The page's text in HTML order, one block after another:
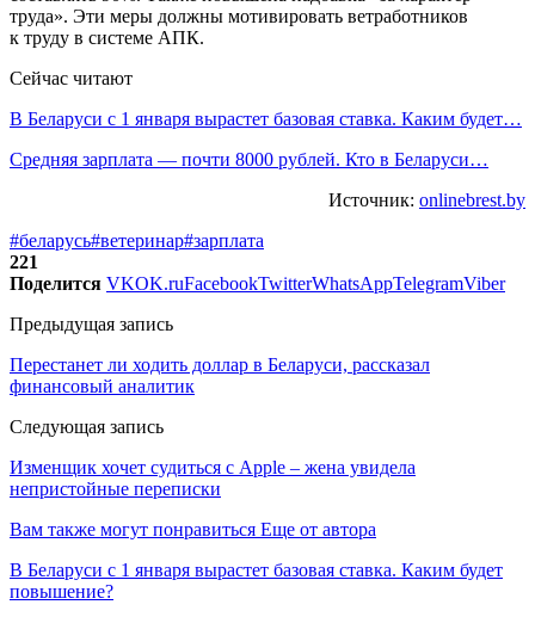
труда». Эти меры должны мотивировать ветработников
к труду в системе АПК.
Сейчас читают
В Беларуси с 1 января вырастет базовая ставка. Каким будет…
Средняя зарплата — почти 8000 рублей. Кто в Беларуси…
Источник: onlinebrest.by
#беларусь#ветеринар#зарплата
221
Поделится VKOK.ruFacebookTwitterWhatsAppTelegramViber
Предыдущая запись
Перестанет ли ходить доллар в Беларуси, рассказал
финансовый аналитик
Следующая запись
Изменщик хочет судиться с Apple – жена увидела
непристойные переписки
Вам также могут понравиться Еще от автора
В Беларуси с 1 января вырастет базовая ставка. Каким будет
повышение?